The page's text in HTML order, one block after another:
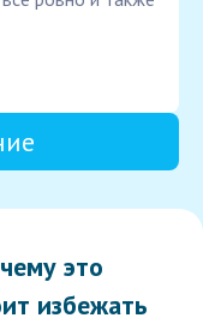
это
избежать